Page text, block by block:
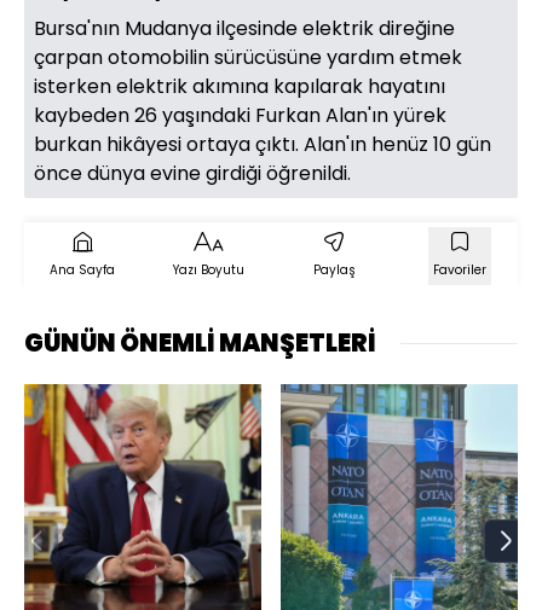
Bursa'nın Mudanya ilçesinde elektrik direğine
çarpan otomobilin sürücüsüne yardım etmek
isterken elektrik akımına kapılarak hayatını
kaybeden 26 yaşındaki Furkan Alan'ın yürek
burkan hikâyesi ortaya çıktı. Alan'ın henüz 10 gün
önce dünya evine girdiği öğrenildi.
Ana Sayfa Yazı Boyutu Paylaş Favoriler
GÜNÜN ÖNEMLİ MANŞETLERİ